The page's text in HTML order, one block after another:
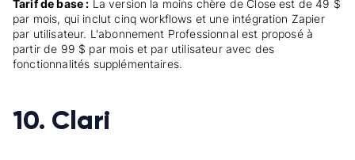
Tarif de base : La version la moins chère de Close est de 49 $
par mois, qui inclut cinq workflows et une intégration Zapier
par utilisateur. L'abonnement Professionnal est proposé à
partir de 99 $ par mois et par utilisateur avec des
fonctionnalités supplémentaires.
10. Clari